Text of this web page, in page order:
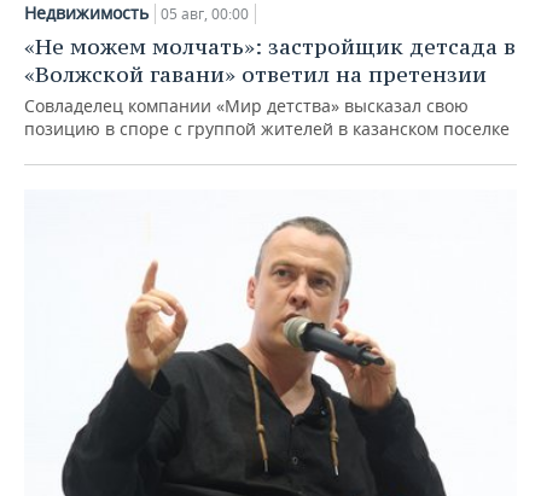
Недвижимость 05 авг, 00:00
«Не можем молчать»: застройщик детсада в
«Волжской гавани» ответил на претензии
Совладелец компании «Мир детства» высказал свою
позицию в споре с группой жителей в казанском поселке